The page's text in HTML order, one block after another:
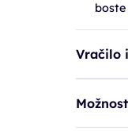
Vračilo